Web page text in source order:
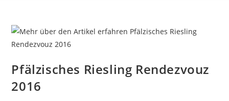
Pfälzisches Riesling Rendezvouz
2016